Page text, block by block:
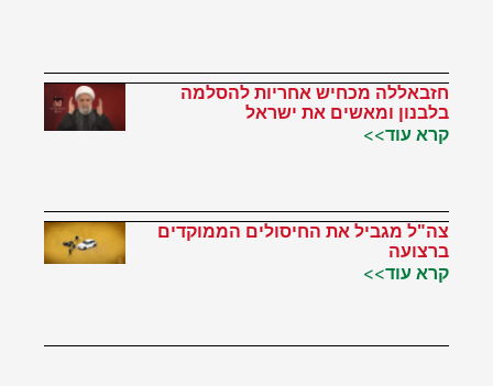
חזבאללה מכחיש אחריות להסלמה
בלבנון ומאשים את ישראל
קרא עוד>>
צה"ל מגביל את החיסולים הממוקדים
ברצועה
קרא עוד>>